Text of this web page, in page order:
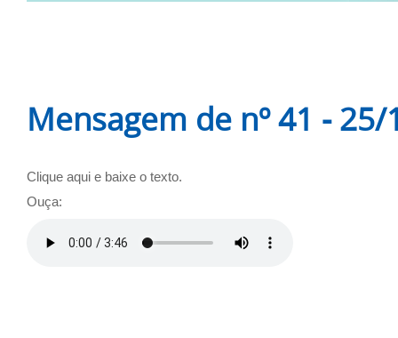
Mensagem de nº 41 -
Clique aqui e baixe o texto.
Ouça: